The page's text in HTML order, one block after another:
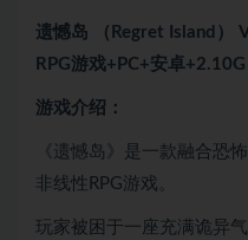
遗憾岛 （Regret Island）
RPG游戏+PC+安卓
游戏介绍：
《遗憾岛》是一款融合恐
非线性RPG游戏。
玩家被困于一座充满诡异